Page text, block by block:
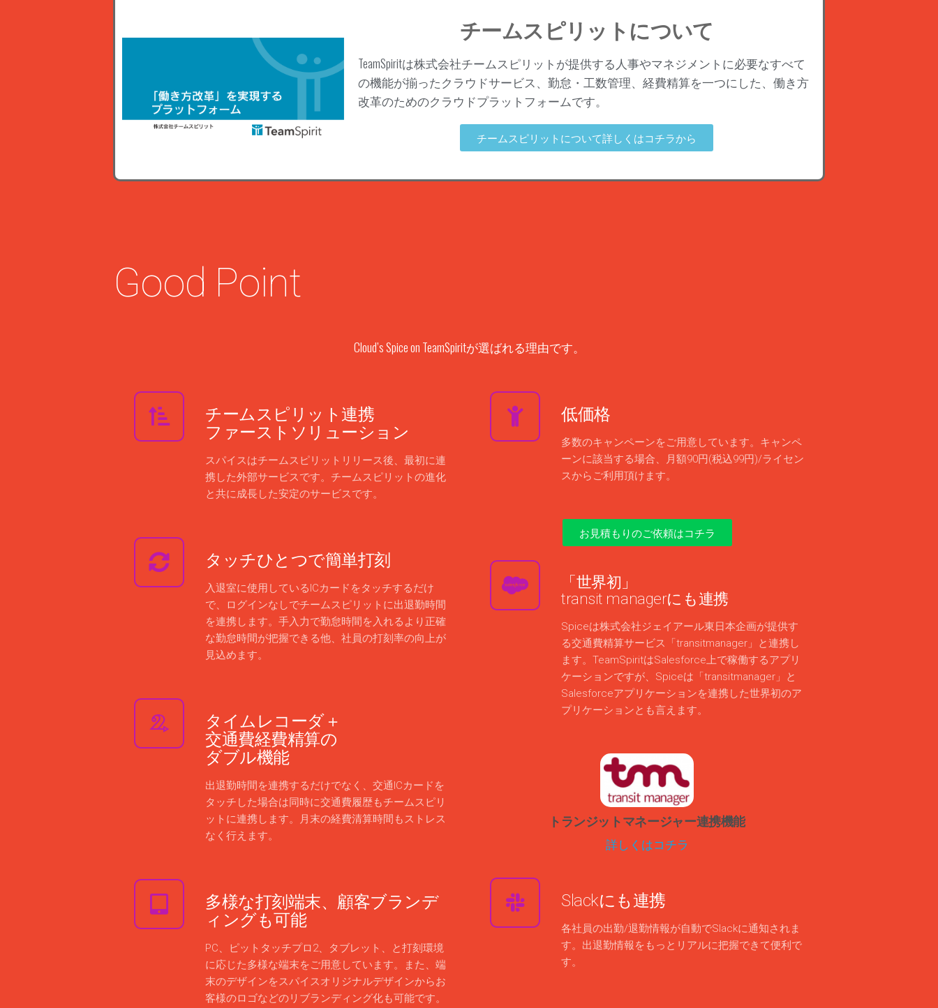
チームスピリットについて
TeamSpiritは株式会社チームスピリットが提供する人事やマネジメントに必要なすべて
の機能が揃ったクラウドサービス、勤怠・工数管理、経費精算を一つにした、働き方
改革のためのクラウドプラットフォームです。
チームスピリットについて詳しくはコチラから
Good Point
Cloud’s Spice on TeamSpiritが選ばれる理由です。
チームスピリット連携
ファーストソリューション
スパイスはチームスピリットリリース後、最初に連
携した外部サービスです。チームスピリットの進化
と共に成長した安定のサービスです。
タッチひとつで簡単打刻
入退室に使用しているICカードをタッチするだけ
で、ログインなしでチームスピリットに出退勤時間
を連携します。手入力で勤怠時間を入れるより正確
な勤怠時間が把握できる他、社員の打刻率の向上が
見込めます。
タイムレコーダ＋
交通費経費精算の
ダブル機能
出退勤時間を連携するだけでなく、交通ICカードを
タッチした場合は同時に交通費履歴もチームスピリ
ットに連携します。月末の経費清算時間もストレス
なく行えます。
多様な打刻端末、顧客ブランデ
ィングも可能
PC、ピットタッチプロ2、タブレット、と打刻環境
に応じた多様な端末をご用意しています。また、端
末のデザインをスパイスオリジナルデザインからお
客様のロゴなどのリブランディング化も可能です。
低価格
多数のキャンペーンをご用意しています。キャンペ
ーンに該当する場合、月額90円(税込99円)/ライセン
スからご利用頂けます。
お見積もりのご依頼はコチラ
「世界初」
transit managerにも連携
Spiceは株式会社ジェイアール東日本企画が提供す
る交通費精算サービス「transitmanager」と連携し
ます。TeamSpiritはSalesforce上で稼働するアプリ
ケーションですが、Spiceは「transitmanager」と
Salesforceアプリケーションを連携した世界初のア
プリケーションとも言えます。
トランジットマネージャー連携機能
詳しくはコチラ
Slackにも連携
各社員の出勤/退勤情報が自動でSlackに通知されま
す。出退勤情報をもっとリアルに把握できて便利で
す。